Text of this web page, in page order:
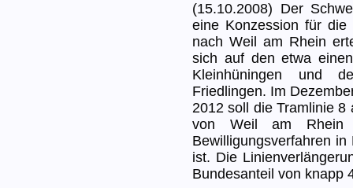
(15.10.2008) Der
eine Konzession für die
nach Weil am Rhein
sich auf den etwa
Kleinhüningen und
Friedlingen. Im
2012 soll die Tramlinie 8
von Weil am Rhein
Bewilligungsverfahren
ist. Die
Bundesanteil von knapp